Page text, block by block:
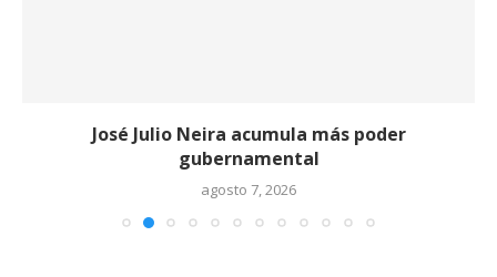
José Julio Neira acumula más poder
gubernamental
agosto 7, 2026